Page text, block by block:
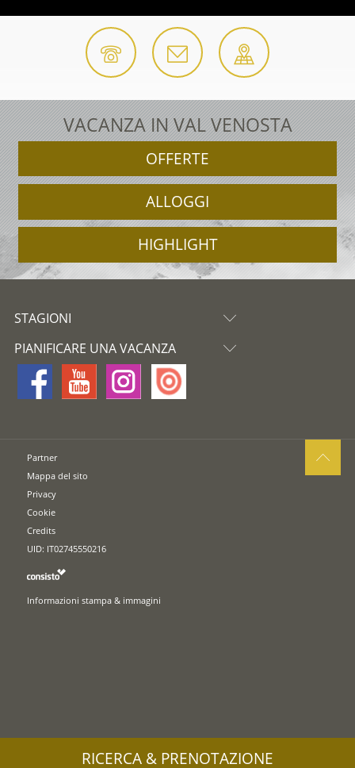
VACANZA IN VAL VENOSTA
OFFERTE
ALLOGGI
HIGHLIGHT
STAGIONI
PIANIFICARE UNA VACANZA
Partner
Mappa del sito
Privacy
Cookie
Credits
UID: IT02745550216
Informazioni stampa & immagini
RICERCA & PRENOTAZIONE